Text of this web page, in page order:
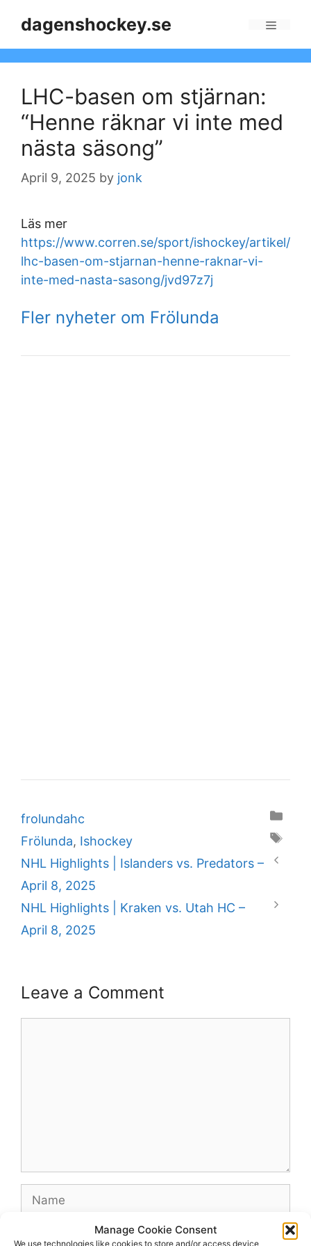
Manage Cookie Consent
We use technologies like cookies to store and/or access device
dagenshockey.se
LHC-basen om stjärnan:
“Henne räknar vi inte med
nästa säsong”
April 9, 2025 by jonk
Läs mer
https://www.corren.se/sport/ishockey/artikel/
lhc-basen-om-stjarnan-henne-raknar-vi-
inte-med-nasta-sasong/jvd97z7j
Fler nyheter om Frölunda
Categories
frolundahc
Tags
Frölunda, Ishockey
NHL Highlights | Islanders vs. Predators –
April 8, 2025
NHL Highlights | Kraken vs. Utah HC –
April 8, 2025
Leave a Comment
Name